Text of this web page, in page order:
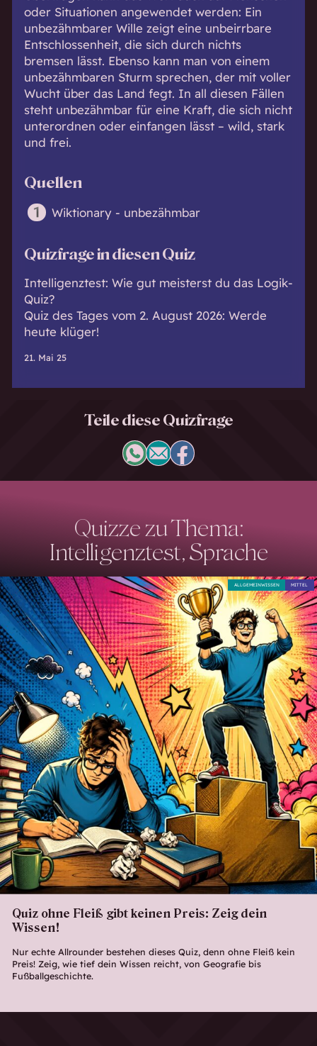
oder Situationen angewendet werden: Ein
unbezähmbarer Wille zeigt eine unbeirrbare
Entschlossenheit, die sich durch nichts
bremsen lässt. Ebenso kann man von einem
unbezähmbaren Sturm sprechen, der mit voller
Wucht über das Land fegt. In all diesen Fällen
steht unbezähmbar für eine Kraft, die sich nicht
unterordnen oder einfangen lässt – wild, stark
und frei.
Quellen
Wiktionary - unbezähmbar
Quizfrage in diesen Quiz
Intelligenztest: Wie gut meisterst du das Logik-
Quiz?
Quiz des Tages vom 2. August 2026: Werde
heute klüger!
21. Mai 25
Teile diese Quizfrage
Quizze zu Thema:
Intelligenztest, Sprache
Quiz ohne Fleiß gibt keinen Preis: Zeig dein
Wissen!
Nur echte Allrounder bestehen dieses Quiz, denn ohne Fleiß kein
Preis! Zeig, wie tief dein Wissen reicht, von Geografie bis
Fußballgeschichte.
MITTEL
ALLGEMEINWISSEN